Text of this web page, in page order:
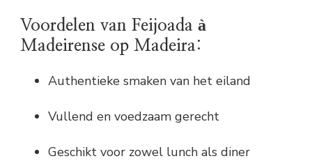
Voordelen van Feijoada à
Madeirense op Madeira:
Authentieke smaken van het eiland
Vullend en voedzaam gerecht
Geschikt voor zowel lunch als diner